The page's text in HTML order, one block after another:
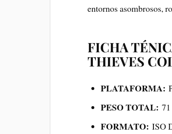
entornos asombrosos,
FICHA
THIEVES
PLATAFORMA:
PESO TOTAL:
FORMATO: ISO